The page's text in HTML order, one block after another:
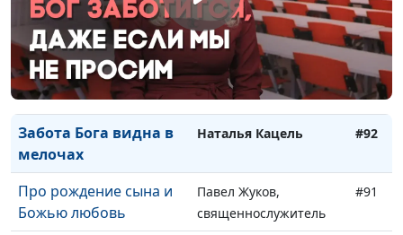
В несчастье я
благодарила Бога
Татьяна Быкова #94
Как я сдала экзамен
без шпаргалок
Татьяна Быкова #93
Забота Бога видна в
мелочах
Наталья Кацель #92
Про рождение сына и
Божью любовь
Павел Жуков,
священнослужитель
#91